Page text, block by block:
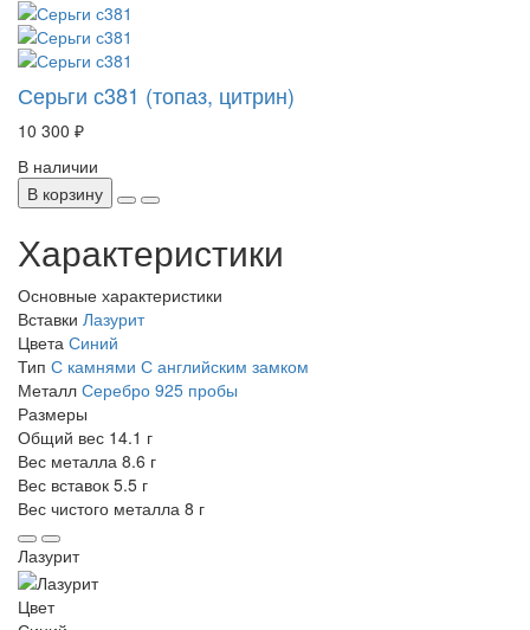
Серьги с381 (топаз, цитрин)
10 300 ₽
В наличии
В корзину
Характеристики
Основные характеристики
Вставки Лазурит
Цвета Синий
Тип С камнями С английским замком
Металл Серебро 925 пробы
Размеры
Общий вес 14.1 г
Вес металла 8.6 г
Вес вставок 5.5 г
Вес чистого металла 8 г
Лазурит
Цвет